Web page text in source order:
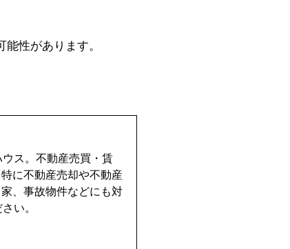
性があります。
ス。不動産売買・賃
に不動産売却や不動産
、事故物件などにも対
い。